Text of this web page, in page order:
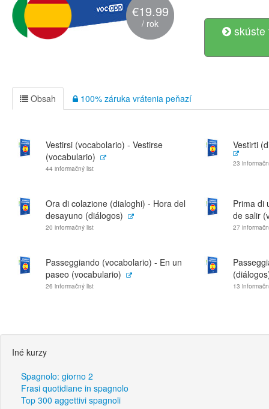
€19.99
/ rok skúste
Obsah 100% záruka vrátenia peňazí
Vestirsi (vocabolario) - Vestirse
(vocabulario)
44 informačný list
Vestirti
23
Ora di colazione (dialoghi) - Hora del
desayuno (diálogos)
20 informačný list
Prima di
de salir
27
Passeggiando (vocabolario) - En un
paseo (vocabulario)
26 informačný list 13
Iné kurzy
Spagnolo: giorno 2
Frasi quotidiane in spagnolo
Top 300 aggettivi spagnoli